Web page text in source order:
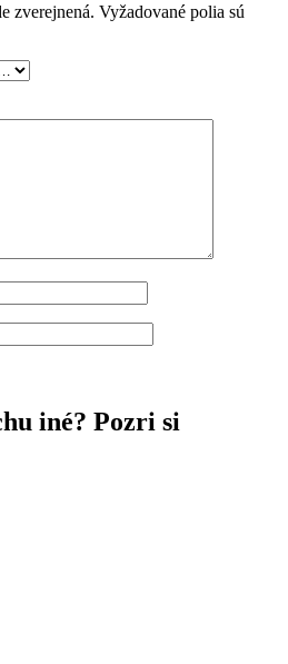
zverejnená. Vyžadované polia sú
iné? Pozri si